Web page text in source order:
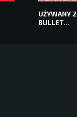
UŻYWANY
BULLET...